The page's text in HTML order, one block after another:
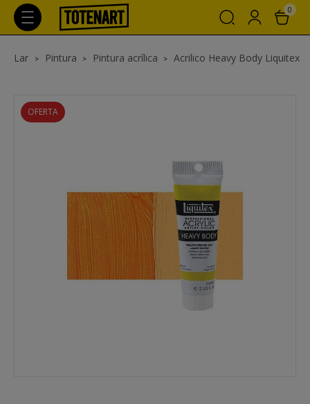
0
Lar Pintura Pintura acrílica Acrilico Heavy Body Liquitex
OFERTA